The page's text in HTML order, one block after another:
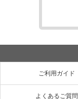
ご利用ガイド
よくあるご質問